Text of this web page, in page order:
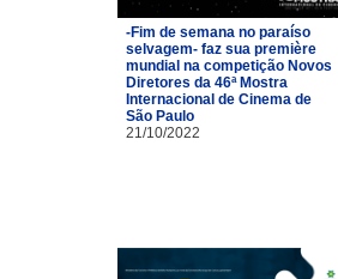
-Fim de semana no paraíso
selvagem- faz sua première
mundial na competição Novos
Diretores da 46ª Mostra
Internacional de Cinema de
São Paulo
21/10/2022